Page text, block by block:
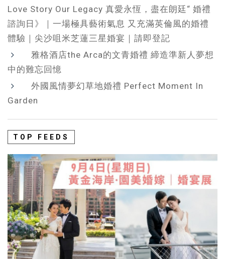
Love Story Our Legacy 真愛永恆，盡在朗廷“ 婚禮
諮詢日》｜一場極具藝術氣息 又充滿英倫風的婚禮
體驗｜尖沙咀米芝蓮三星婚宴｜請即登記
雅格酒店the Arca的文青婚禮 締造準新人夢想
中的難忘回憶
外國風情夢幻草地婚禮 Perfect Moment In
Garden
TOP FEEDS